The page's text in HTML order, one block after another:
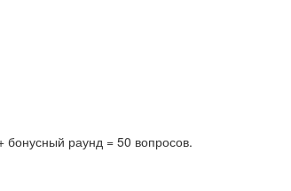
бонусный раунд = 50 вопросов.